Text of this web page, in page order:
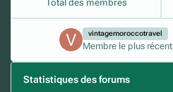
Total des membres
vintagemoroccotravel
Membre le plus récent
Statistiques des forums